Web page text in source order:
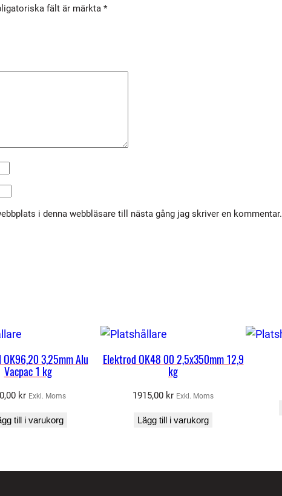
R
2
ä
g
fält är märkta *
i denna webbläsare till nästa gång jag skriver en kommentar.
OK96,20 3,25mm Alu
Vacpac 1 kg
kr Exkl. Moms
till i varukorg
Elektrod OK48 00 2,5x350mm 12,9
kg
1915,00 kr Exkl. Moms
Lägg till i varukorg